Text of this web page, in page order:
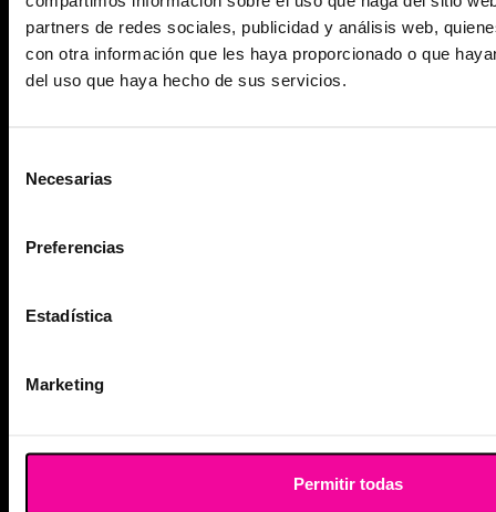
partners de redes sociales, publicidad y análisis web,
con otra información que les haya proporcionado o que
del uso que haya hecho de sus servicios.
Necesarias
Preferencias
Estadística
Marketing
Permitir todas
Liposucción
Lipováser & Microaire
Rinoplastia
Lipedema
ESG Endosleeve Gástrico (Reducción de estómago sin cirugía)